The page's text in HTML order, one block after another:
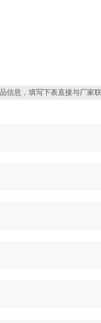
信息，填写下表直接与厂家